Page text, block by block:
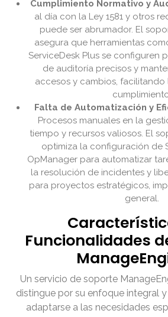
Cumplimiento Normativo y
al día con la Ley 1581 y otros
puede ser abrumador. El
asegura que herramientas
ServiceDesk Plus se configuren
de auditoría precisos y
accesos y cambios,
Falta de Automatización y
Procesos manuales en la
tiempo y recursos valiosos. El
optimiza la configuración de
OpManager para automatizar
la resolución de incidentes y
para proyectos estratégicos,
general.
Funcionalidades
Un servicio de soporte
distingue por su enfoque integral
adaptarse a las necesidades